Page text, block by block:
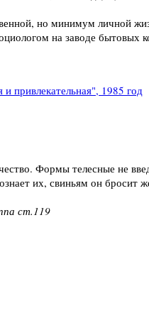
но минимум личной
на заводе бытовых
привлекательная", 1985 год
Формы телесные не
их, свиньям он бросит
ст.119